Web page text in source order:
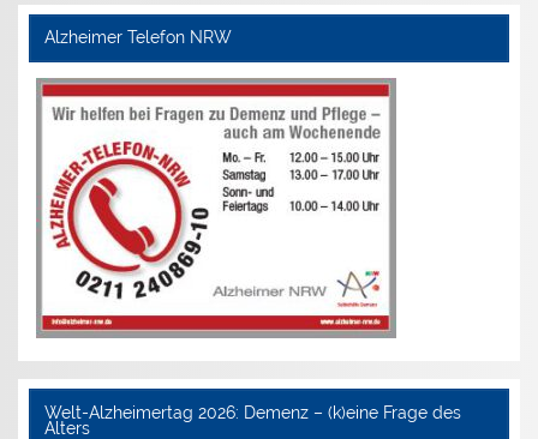
Alzheimer Telefon NRW
Welt-Alzheimertag 2026: Demenz – (k)eine Frage des
Alters